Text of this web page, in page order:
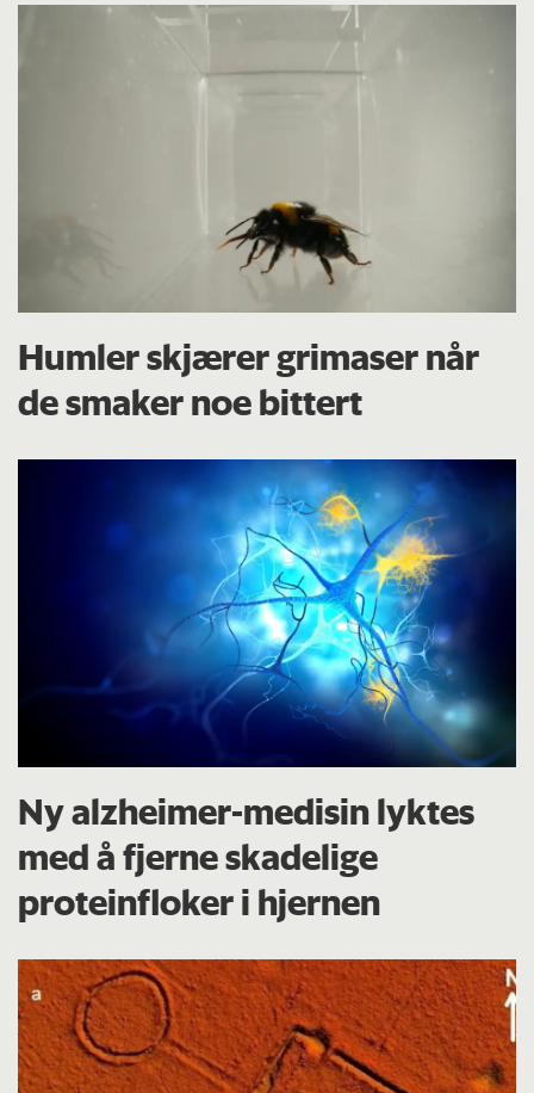
Humler skjærer grimaser når
de smaker noe bittert
Ny alzheimer-medisin lyktes
med å fjerne skadelige
proteinfloker i hjernen